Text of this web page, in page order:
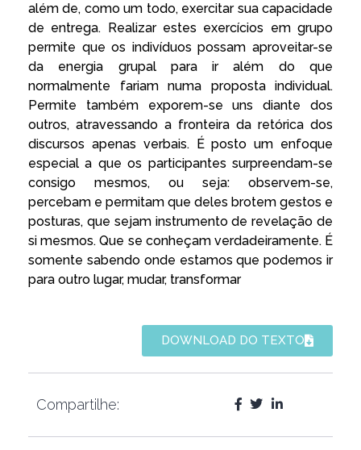
além de, como um todo, exercitar sua capacidade
de entrega. Realizar estes exercícios em grupo
permite que os indivíduos possam aproveitar-se
da energia grupal para ir além do que
normalmente fariam numa proposta individual.
Permite também exporem-se uns diante dos
outros, atravessando a fronteira da retórica dos
discursos apenas verbais. É posto um enfoque
especial a que os participantes surpreendam-se
consigo mesmos, ou seja: observem-se,
percebam e permitam que deles brotem gestos e
posturas, que sejam instrumento de revelação de
si mesmos. Que se conheçam verdadeiramente. É
somente sabendo onde estamos que podemos ir
para outro lugar, mudar, transformar
DOWNLOAD DO TEXTO
Compartilhe: